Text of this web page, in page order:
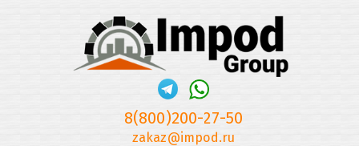
8(800)200-27-50
zakaz@impod.ru